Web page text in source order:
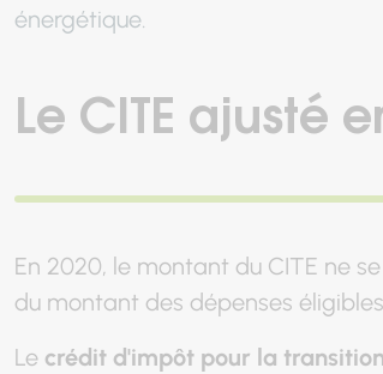
énergétique.
Le CITE ajusté
En 2020, le montant du CITE ne
du montant des dépenses
Le crédit d'impôt pour la